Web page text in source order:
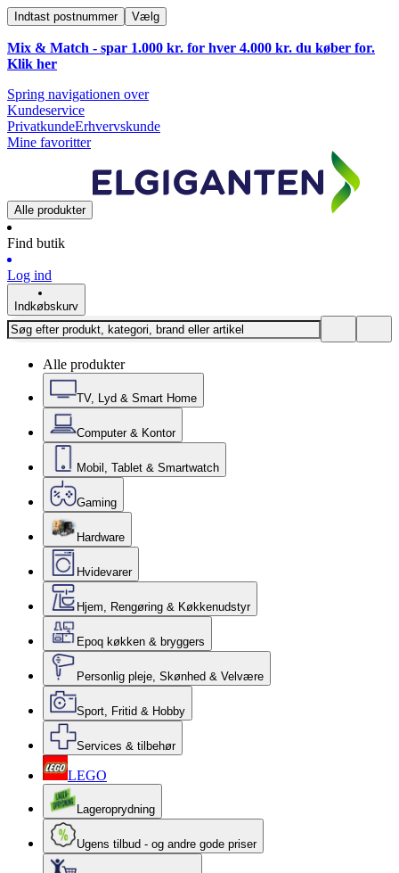
Indtast postnummer Vælg
Mix & Match - spar 1.000 kr. for hver 4.000 kr. du køber for.
Klik her
Spring navigationen over
Kundeservice
PrivatkundeErhvervskunde
Mine favoritter
Alle produkter
Find butik
Log ind
Indkøbskurv
Alle produkter
TV, Lyd & Smart Home
Computer & Kontor
Mobil, Tablet & Smartwatch
Gaming
Hardware
Hvidevarer
Hjem, Rengøring & Køkkenudstyr
Epoq køkken & bryggers
Personlig pleje, Skønhed & Velvære
Sport, Fritid & Hobby
Services & tilbehør
LEGO
Lageroprydning
Ugens tilbud - og andre gode priser